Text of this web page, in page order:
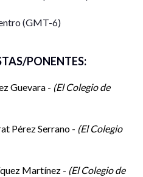
(GMT-6)
PONENTES:
Guevara - El Colegio de
Pérez Serrano - El Colegio
Martínez - El Colegio de